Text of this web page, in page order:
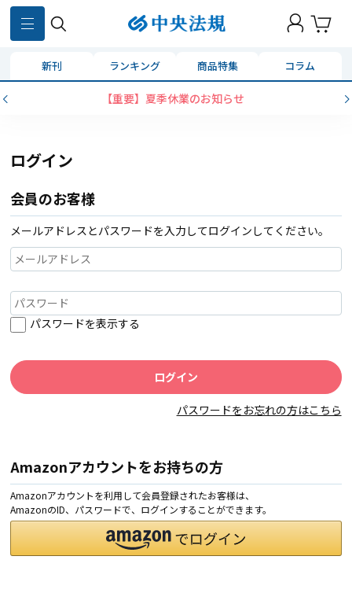
新刊 ランキング 商品特集 コラム
【重要】夏季休業のお知らせ
ログイン
会員のお客様
メールアドレスとパスワードを入力してログインしてください。
パスワードを表示する
パスワードをお忘れの方はこちら
Amazonアカウントをお持ちの方
Amazonアカウントを利用して会員登録されたお客様は、
AmazonのID、パスワードで、ログインすることができます。